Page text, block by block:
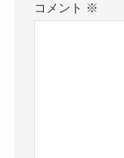
コメント ※